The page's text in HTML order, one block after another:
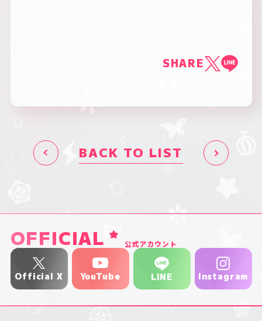
SHARE
BACK TO LIST
OFFICIAL 公式アカウント
Official X YouTube LINE Instagram